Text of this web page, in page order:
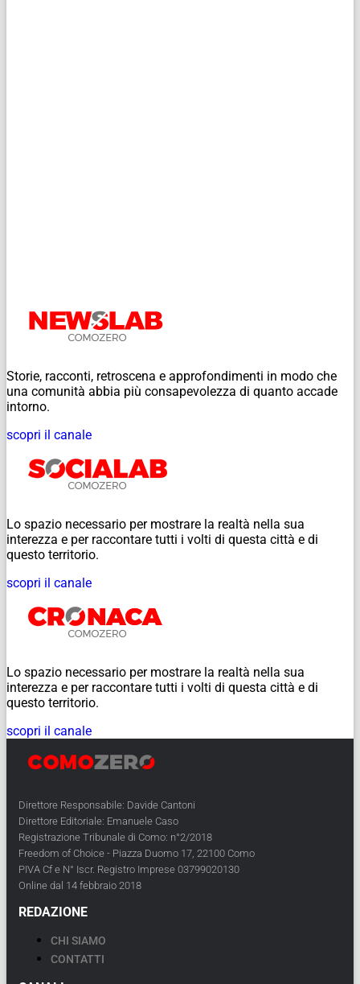
Storie, racconti, retroscena e approfondimenti in modo che
una comunità abbia più consapevolezza di quanto accade
intorno.
scopri il canale
Lo spazio necessario per mostrare la realtà nella sua
interezza e per raccontare tutti i volti di questa città e di
questo territorio.
scopri il canale
Lo spazio necessario per mostrare la realtà nella sua
interezza e per raccontare tutti i volti di questa città e di
questo territorio.
scopri il canale
Direttore Responsabile: Davide Cantoni
Direttore Editoriale: Emanuele Caso
Registrazione Tribunale di Como: n°2/2018
Freedom of Choice - Piazza Duomo 17, 22100 Como
PIVA Cf e N° Iscr. Registro Imprese 03799020130
Online dal 14 febbraio 2018
REDAZIONE
CHI SIAMO
CONTATTI